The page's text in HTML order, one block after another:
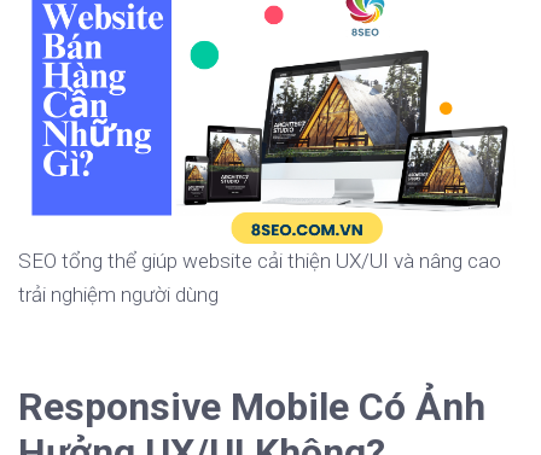
SEO tổng thể giúp website cải thiện UX/UI và nâng cao
trải nghiệm người dùng
Responsive Mobile Có Ảnh